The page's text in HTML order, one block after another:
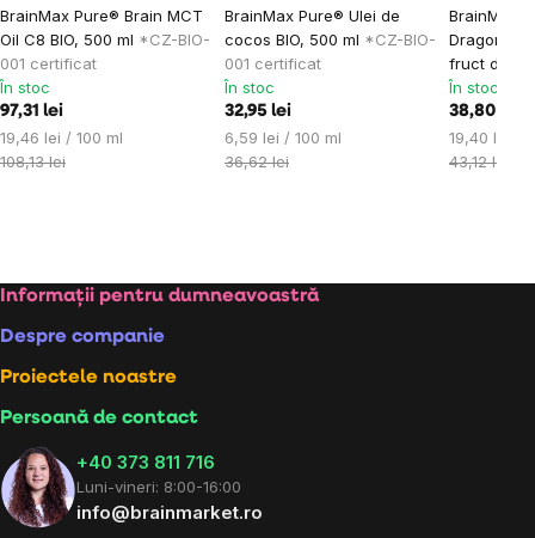
BrainMax Pure® Brain MCT
Oil C8 BIO, 500 ml *CZ-BIO-
001 certificat
În stoc
97,31 lei
Evaluare
preţ:
19,46 lei / 100 ml
108,13 lei
BrainMax Pure® Ulei de
cocos BIO, 500 ml *CZ-BIO-
001 certificat
În stoc
32,95 lei
Evaluare
preţ:
6,59 lei / 100 ml
36,62 lei
BrainMax
Dragon
fruct
În stoc
38,80 lei
Evaluare
preţ:
19,40 lei /
43,12 lei
Subsol
Informații pentru dumneavoastră
Despre companie
Proiectele noastre
Persoană de contact
+40 373 811 716
Luni-vineri: 8:00-16:00
info@brainmarket.ro